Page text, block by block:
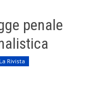
penale
La Rivista